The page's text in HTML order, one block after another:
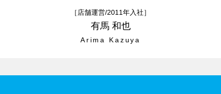
［店舗運営/2011年入社］
有馬 和也
Arima Kazuya